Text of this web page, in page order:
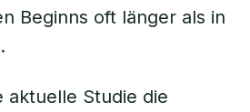
Beginns oft länger als in
aktuelle Studie die